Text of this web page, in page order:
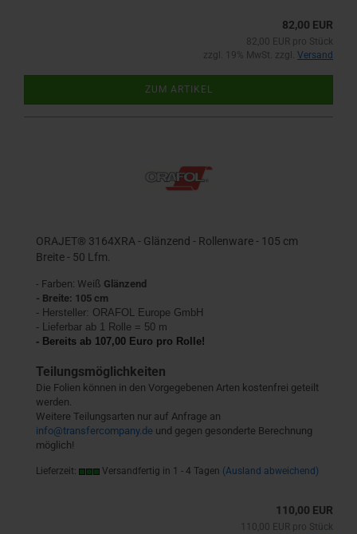
82,00 EUR
82,00 EUR pro Stück
zzgl. 19% MwSt. zzgl. Versand
ZUM ARTIKEL
ORAJET® 3164XRA - Glänzend - Rollenware - 105 cm
Breite - 50 Lfm.
- Farben: Weiß Glänzend
- Breite: 105 cm
- Hersteller: ORAFOL Europe GmbH
- Lieferbar ab 1 Rolle = 50 m
- Bereits ab 107,00 Euro pro Rolle!
Teilungsmöglichkeiten
Die Folien können in den Vorgegebenen Arten kostenfrei geteilt
werden.
Weitere Teilungsarten nur auf Anfrage an
info@transfercompany.de und gegen gesonderte Berechnung
möglich!
Lieferzeit: Versandfertig in 1 - 4 Tagen (Ausland abweichend)
110,00 EUR
110,00 EUR pro Stück